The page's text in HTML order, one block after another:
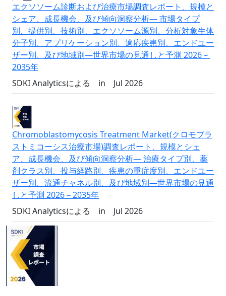
エクソソーム診断および治療市場調査レポート、規模と
シェア、成長機会、及び傾向洞察分析― 市場タイプ
別、提供別、技術別、エクソソーム源別、分析対象生体
分子別、アプリケーション別、適応疾患別、エンドユー
ザー別、及び地域別―世界市場の見通しと予測 2026－
2035年
SDKI Analyticsによる
in Jul 2026
Chromoblastomycosis Treatment Market(クロモブラ
ストミコーシス治療市場)調査レポート、規模とシェ
ア、成長機会、及び傾向洞察分析― 治療タイプ別、薬
剤クラス別、投与経路別、疾患の重症度別、エンドユー
ザー別、流通チャネル別、及び地域別―世界市場の見通
しと予測 2026－2035年
SDKI Analyticsによる
in Jul 2026